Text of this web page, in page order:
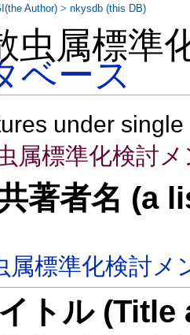
虫属標準
ベース
under
属標準化検討
著者名 (a
属標準化検討メ
トル
Author) >nkysdb (this DB)